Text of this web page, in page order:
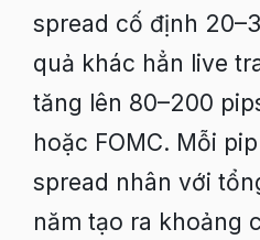
spread cố định
quả khác hẳn live
tăng lên 80–200
hoặc FOMC. Mỗi
spread nhân với
năm tạo ra khoảng